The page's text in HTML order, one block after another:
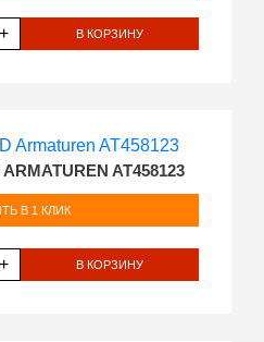
+ В КОРЗИНУ
AT458123
В 1 КЛИК
+ В КОРЗИНУ